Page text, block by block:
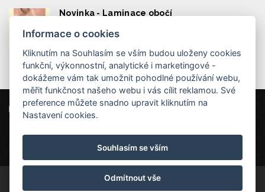
Novinka - Laminace obočí
Hotel MAXANT Frymburk 80, 382 79 Frymburk
Informace o cookies
Kliknutím na Souhlasím se vším budou uloženy cookies
funkční, výkonnostní, analytické i marketingové -
dokážeme vám tak umožnit pohodlné používání webu,
měřit funkčnost našeho webu i vás cílit reklamou. Své
preference můžete snadno upravit kliknutím na
Nastavení cookies.
Souhlasím se vším
Odmítnout vše